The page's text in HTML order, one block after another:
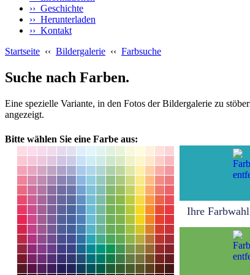
›› Geschichte
›› Herunterladen
›› Kontakt
Startseite ‹‹ Bildergalerie ‹‹ Farbsuche
Suche nach Farben.
Eine spezielle Variante, in den Fotos der Bildergalerie zu
angezeigt.
Bitte wählen Sie eine Farbe aus:
Ihre Farbwahl